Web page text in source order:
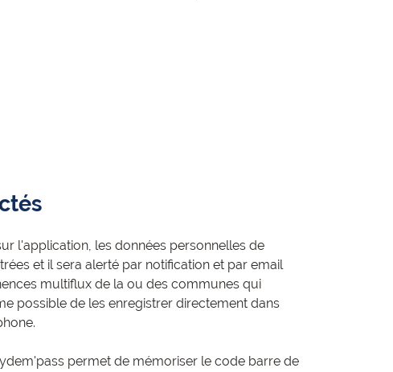
l'application, les données personnelles de
et il sera alerté par notification et par email
multiflux de la ou des communes qui
possible de les enregistrer directement dans
permet de mémoriser le code barre de